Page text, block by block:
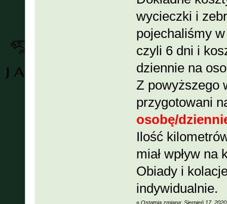
wycieczki i
pojechaliśmy
czyli 6 dni i
dziennie na
Z powyższego
przygotowani
osobę/
Ilość
miał wpływ na
Obiady i
indywidualnie.
« Ostatnia zmiana: Sierpień 17,